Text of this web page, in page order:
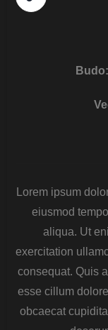
Budo:
Lorem ipsum
eiusmod
aliqua. Ut
exercitation
consequat. Quis
esse cillum
obcaecat